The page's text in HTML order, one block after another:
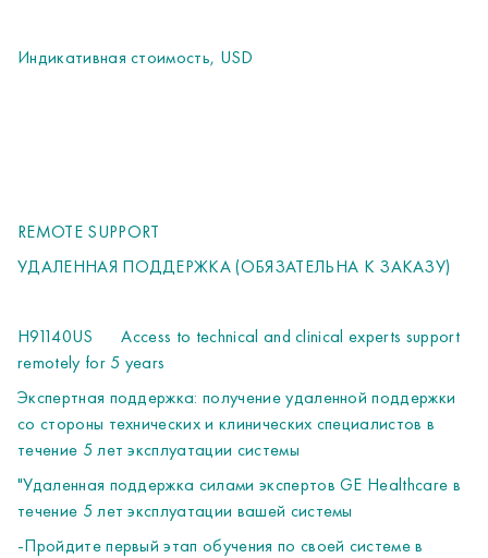
Индикативная стоимость, USD
REMOTE SUPPORT
УДАЛЕННАЯ ПОДДЕРЖКА (ОБЯЗАТЕЛЬНА К ЗАКАЗУ)
H91140US
Access to technical and clinical experts support
remotely for 5 years
Экспертная поддержка: получение удаленной поддержки
со стороны технических и клинических специалистов в
течение 5 лет эксплуатации системы
"Удаленная поддержка силами экспертов GE Healthcare в
течение 5 лет эксплуатации вашей системы
-Пройдите первый этап обучения по своей системе в